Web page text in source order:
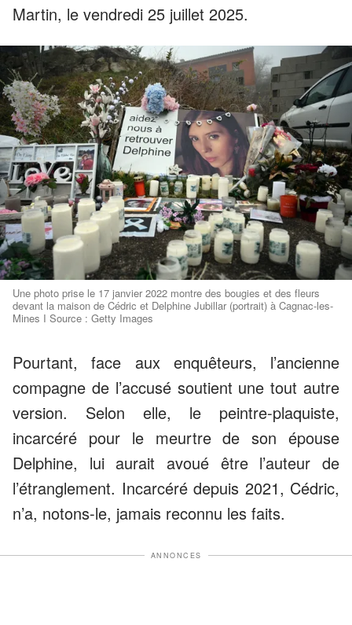
Martin, le vendredi 25 juillet 2025.
Une photo prise le 17 janvier 2022 montre des bougies et des fleurs
devant la maison de Cédric et Delphine Jubillar (portrait) à Cagnac-les-
Mines I Source : Getty Images
Pourtant, face aux enquêteurs, l’ancienne
compagne de l’accusé soutient une tout autre
version. Selon elle, le peintre-plaquiste,
incarcéré pour le meurtre de son épouse
Delphine, lui aurait avoué être l’auteur de
l’étranglement. Incarcéré depuis 2021, Cédric,
n’a, notons-le, jamais reconnu les faits.
ANNONCES